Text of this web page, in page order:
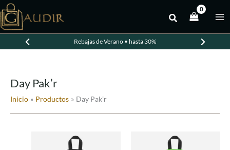
al
contenido
Rebajas de Verano • hasta 30%
Day Pak’r
Inicio Productos Day Pak’r